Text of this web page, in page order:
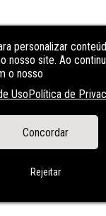
personalizar
nosso site. Ao
o nosso
UsoPolítica de
Concordar
Rejeitar